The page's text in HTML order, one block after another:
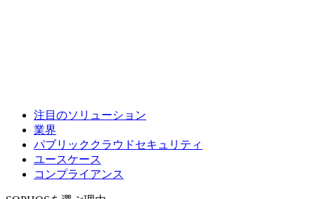
注目のソリューション
業界
パブリッククラウドセキュリティ
ユースケース
コンプライアンス